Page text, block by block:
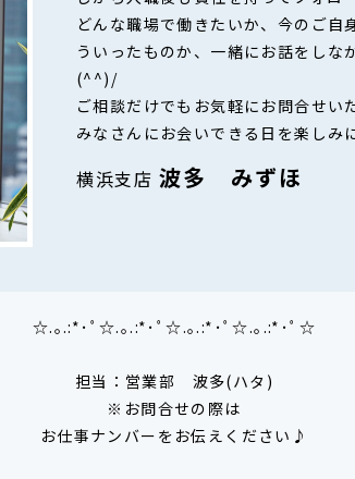
どんな職場で働きたいか、今のご自
ういったものか、一緒にお話をしな
(^^)/
ご相談だけでもお気軽にお問合せい
みなさんにお会いできる日を楽しみ
横浜支店 波多 みずほ
☆.｡.:*･ﾟ☆.｡.:*･ﾟ☆.｡.:*･ﾟ☆.｡.:*･ﾟ☆
担当：営業部 波多(ハタ)
※お問合せの際は
お仕事ナンバーをお伝えください♪